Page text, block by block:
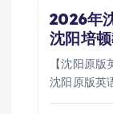
2026年
沈阳培
【沈阳原
沈阳原版英